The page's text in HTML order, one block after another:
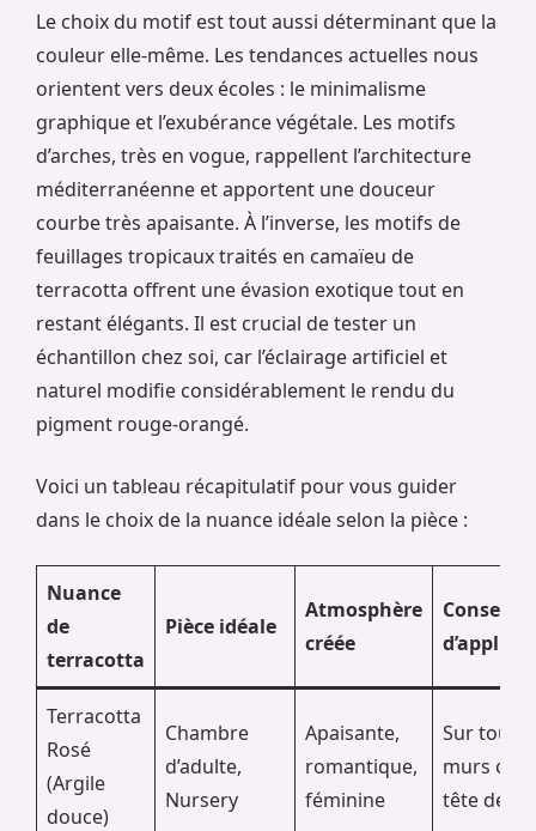
Le choix du motif est tout aussi déterminant que la
couleur elle-même. Les tendances actuelles nous
orientent vers deux écoles : le minimalisme
graphique et l’exubérance végétale. Les motifs
d’arches, très en vogue, rappellent l’architecture
méditerranéenne et apportent une douceur
courbe très apaisante. À l’inverse, les motifs de
feuillages tropicaux traités en camaïeu de
terracotta offrent une évasion exotique tout en
restant élégants. Il est crucial de tester un
échantillon chez soi, car l’éclairage artificiel et
naturel modifie considérablement le rendu du
pigment rouge-orangé.
Voici un tableau récapitulatif pour vous guider
dans le choix de la nuance idéale selon la pièce :
Nuance
de
terracotta
Pièce idéale
Atmosphère
créée
Conseil
Terracotta
Rosé
(Argile
douce)
Chambre
d’adulte,
Nursery
Apaisante,
romantique,
féminine
Sur tous
murs ou
tête de lit